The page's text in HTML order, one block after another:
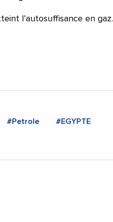
l’autosuffisance en gaz.
#Petrole #EGYPTE